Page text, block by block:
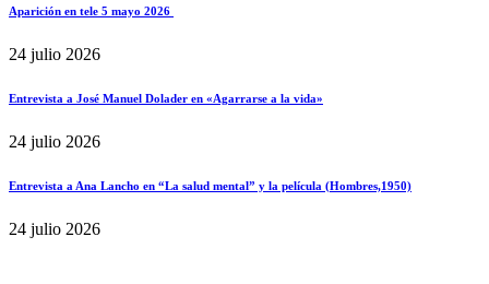
Aparición en tele 5 mayo 2026
24 julio 2026
Entrevista a José Manuel Dolader en «Agarrarse a la vida»
24 julio 2026
Entrevista a Ana Lancho en “La salud mental” y la película (Hombres,1950)
24 julio 2026